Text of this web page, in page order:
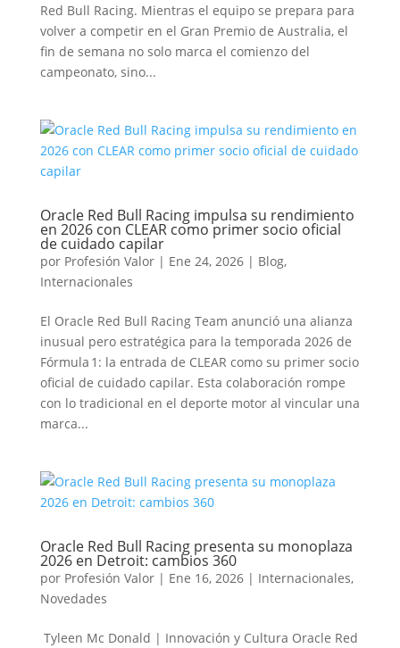
Red Bull Racing. Mientras el equipo se prepara para
volver a competir en el Gran Premio de Australia, el
fin de semana no solo marca el comienzo del
campeonato, sino...
Oracle Red Bull Racing impulsa su rendimiento
en 2026 con CLEAR como primer socio oficial
de cuidado capilar
por Profesión Valor| Ene 24, 2026| Blog,
Internacionales
El Oracle Red Bull Racing Team anunció una alianza
inusual pero estratégica para la temporada 2026 de
Fórmula 1: la entrada de CLEAR como su primer socio
oficial de cuidado capilar. Esta colaboración rompe
con lo tradicional en el deporte motor al vincular una
marca...
Oracle Red Bull Racing presenta su monoplaza
2026 en Detroit: cambios 360
por Profesión Valor| Ene 16, 2026| Internacionales,
Novedades
Tyleen Mc Donald | Innovación y Cultura Oracle Red